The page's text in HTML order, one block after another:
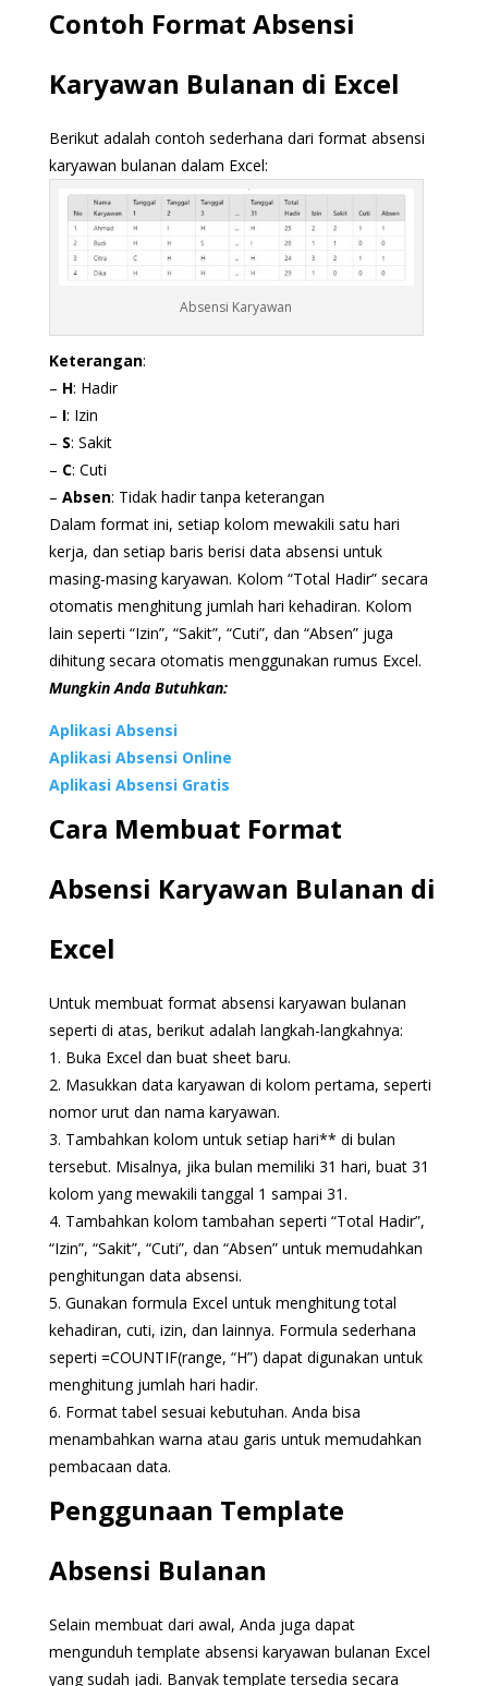
Contoh Format Absensi
Karyawan Bulanan di Excel
Berikut adalah contoh sederhana dari format absensi
karyawan bulanan dalam Excel:
Absensi Karyawan
Keterangan:
– H: Hadir
– I: Izin
– S: Sakit
– C: Cuti
– Absen: Tidak hadir tanpa keterangan
Dalam format ini, setiap kolom mewakili satu hari
kerja, dan setiap baris berisi data absensi untuk
masing-masing karyawan. Kolom “Total Hadir” secara
otomatis menghitung jumlah hari kehadiran. Kolom
lain seperti “Izin”, “Sakit”, “Cuti”, dan “Absen” juga
dihitung secara otomatis menggunakan rumus Excel.
Mungkin Anda Butuhkan:
Aplikasi Absensi
Aplikasi Absensi Online
Aplikasi Absensi Gratis
Cara Membuat Format
Absensi Karyawan Bulanan di
Excel
Untuk membuat format absensi karyawan bulanan
seperti di atas, berikut adalah langkah-langkahnya:
1. Buka Excel dan buat sheet baru.
2. Masukkan data karyawan di kolom pertama, seperti
nomor urut dan nama karyawan.
3. Tambahkan kolom untuk setiap hari** di bulan
tersebut. Misalnya, jika bulan memiliki 31 hari, buat 31
kolom yang mewakili tanggal 1 sampai 31.
4. Tambahkan kolom tambahan seperti “Total Hadir”,
“Izin”, “Sakit”, “Cuti”, dan “Absen” untuk memudahkan
penghitungan data absensi.
5. Gunakan formula Excel untuk menghitung total
kehadiran, cuti, izin, dan lainnya. Formula sederhana
seperti =COUNTIF(range, “H”) dapat digunakan untuk
menghitung jumlah hari hadir.
6. Format tabel sesuai kebutuhan. Anda bisa
menambahkan warna atau garis untuk memudahkan
pembacaan data.
Penggunaan Template
Absensi Bulanan
Selain membuat dari awal, Anda juga dapat
mengunduh template absensi karyawan bulanan Excel
yang sudah jadi. Banyak template tersedia secara